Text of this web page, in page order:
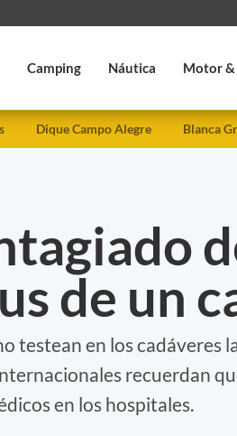
Camping Náutica Motor
Dique Campo Alegre Blanca
de un
testean en los cadáveres
recuerdan
en los hospitales.